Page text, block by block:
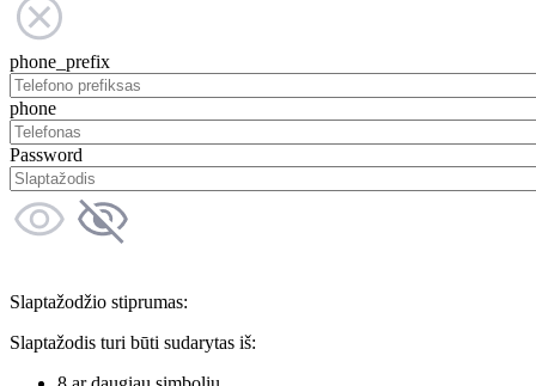
phone_prefix
phone
Password
Slaptažodžio stiprumas:
Slaptažodis turi būti sudarytas iš: